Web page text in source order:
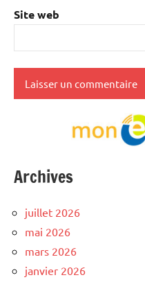
Site web
Archives
juillet 2026
mai 2026
mars 2026
janvier 2026